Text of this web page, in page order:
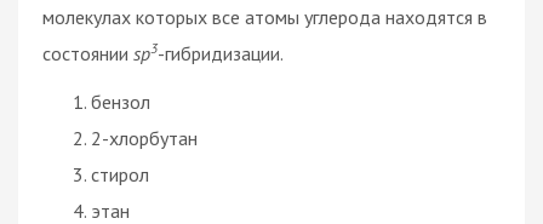
молекулах которых все атомы углерода находятся в
состоянии sp3-гибридизации.
бензол
2-хлорбутан
стирол
этан